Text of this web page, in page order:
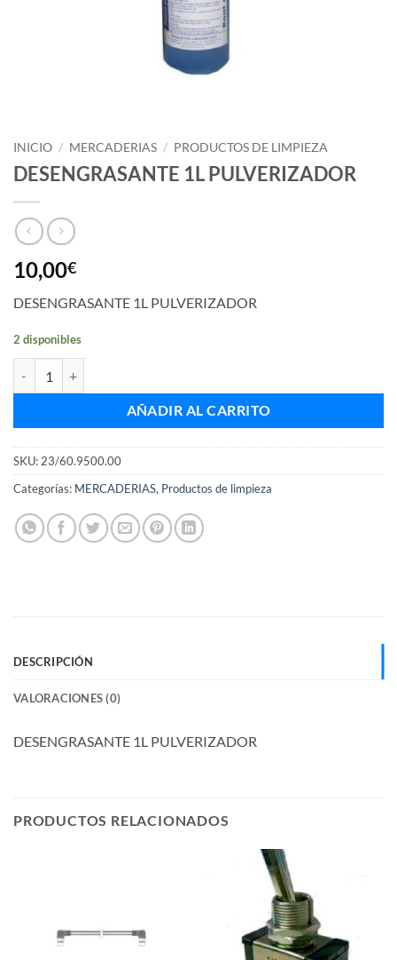
INICIO / MERCADERIAS / PRODUCTOS DE LIMPIEZA
DESENGRASANTE 1L PULVERIZADOR
10,00€
DESENGRASANTE 1L PULVERIZADOR
2 disponibles
AÑADIR AL CARRITO
SKU: 23/60.9500.00
Categorías: MERCADERIAS, Productos de limpieza
DESCRIPCIÓN
VALORACIONES (0)
DESENGRASANTE 1L PULVERIZADOR
PRODUCTOS RELACIONADOS